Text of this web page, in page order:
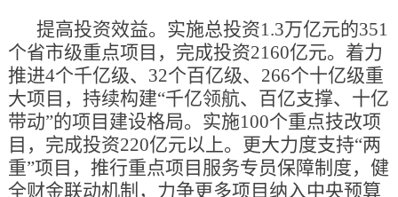
提高投资效益。实施总投资1.3万亿元的351
个省市级重点项目，完成投资2160亿元。着力
推进4个千亿级、32个百亿级、266个十亿级重
大项目，持续构建“千亿领航、百亿支撑、十亿
带动”的项目建设格局。实施100个重点技改项
目，完成投资220亿元以上。更大力度支持“两
重”项目，推行重点项目服务专员保障制度，健
全财金联动机制，力争更多项目纳入中央预算